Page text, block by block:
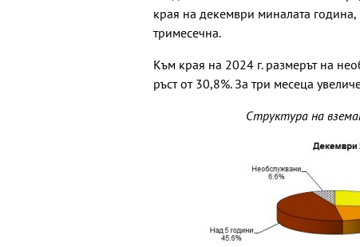
края на декември миналата
тримесечна.
Към края на 2024 г. размерът на
ръст от 30,8%. За три месеца
Структура на